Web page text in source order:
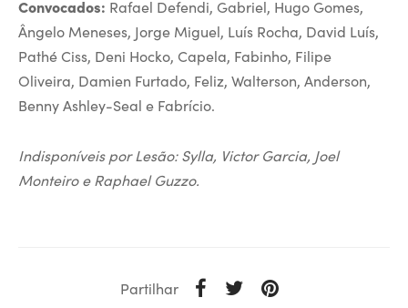
Convocados: Rafael Defendi, Gabriel, Hugo Gomes,
Ângelo Meneses, Jorge Miguel, Luís Rocha, David Luís,
Pathé Ciss, Deni Hocko, Capela, Fabinho, Filipe
Oliveira, Damien Furtado, Feliz, Walterson, Anderson,
Benny Ashley-Seal e Fabrício.
Indisponíveis por Lesão: Sylla, Victor Garcia, Joel
Monteiro e Raphael Guzzo.
Partilhar